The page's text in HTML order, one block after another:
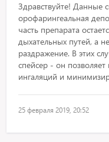
Здравствуйте! Данные
орофарингеальная
часть препарата
дыхательных путей, а
раздражение. В этих
спейсер - он
ингаляций и
25 февраля 2019, 20:52